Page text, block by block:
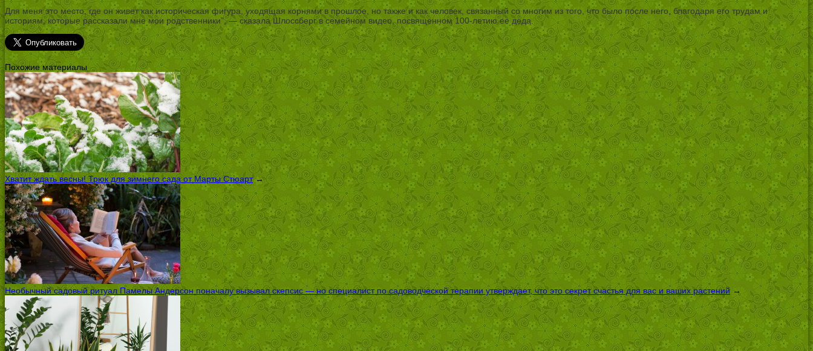
Для меня это место, где он живет как историческая фигура, уходящая корнями в прошлое, но также и как человек, связанный со многим из того, что было после него, благодаря его трудам и
историям, которые рассказали мне мои родственники”, — сказала Шлоссберг в семейном видео, посвященном 100-летию ее деда.
Похожие материалы
Хватит ждать весны! Трюк для зимнего сада от Марты Стюарт→
Необычный садовый ритуал Памелы Андерсон поначалу вызывал скепсис — но специалист по садоводческой терапии утверждает, что это секрет счастья для вас и ваших растений →